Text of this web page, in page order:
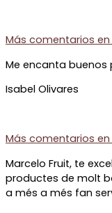
Más comentarios en
Me encanta
Isabel Olivares
Más comentarios en
Marcelo Fruit, te
productes de molt
a més a més fan